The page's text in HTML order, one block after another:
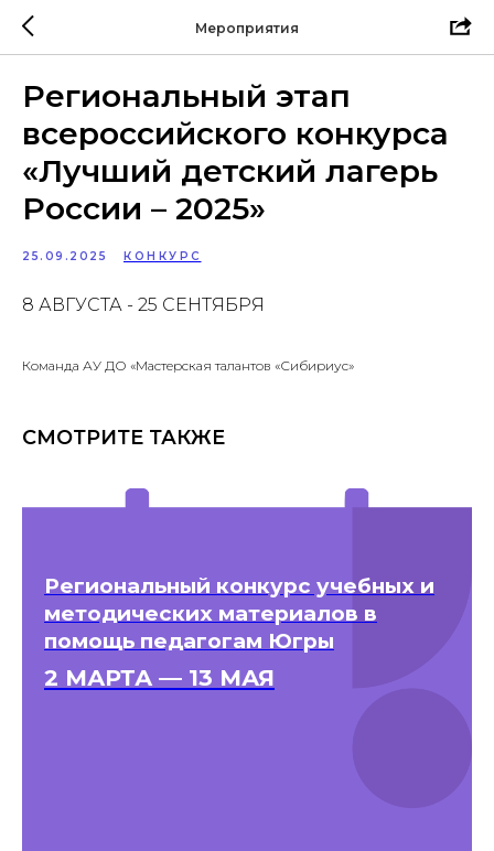
Мероприятия
Региональный этап
всероссийского конкурса
«Лучший детский лагерь
России – 2025»
25.09.2025 КОНКУРС
8 АВГУСТА - 25 СЕНТЯБРЯ
Команда АУ ДО «Мастерская талантов «Сибириус»
СМОТРИТЕ ТАКЖЕ
Региональный конкурс учебных и
методических материалов в
помощь педагогам Югры
2 МАРТА — 13 МАЯ